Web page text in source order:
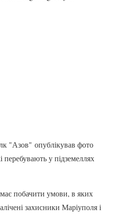
"Азов" опублікував фото
перебувають у підземеллях
побачити умови, в яких
захисники Маріуполя і